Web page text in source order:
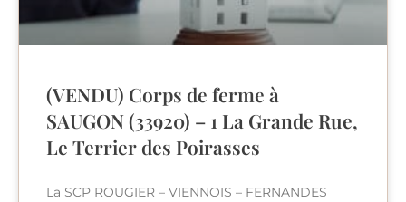
(VENDU) Corps de ferme à
SAUGON (33920) – 1 La Grande Rue,
Le Terrier des Poirasses
La SCP ROUGIER – VIENNOIS – FERNANDES